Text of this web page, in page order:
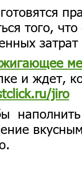
того,
и ждет,
jiro